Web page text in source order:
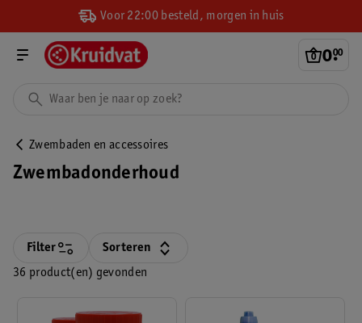
Voor 22:00 besteld, morgen in huis
0.
00
Zwembaden en accessoires
Zwembadonderhoud
36 product(en) gevonden
Filter Sorteren